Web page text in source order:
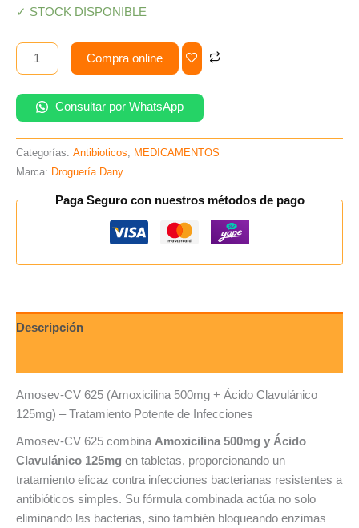
✓ STOCK DISPONIBLE
Tab
Caja
x100un
(B)
cantidad
Compra online
Consultar por WhatsApp
Categorías: Antibioticos, MEDICAMENTOS
Marca: Droguería Dany
Paga Seguro con nuestros métodos de pago
Descripción
Amosev-CV 625 (Amoxicilina 500mg + Ácido Clavulánico
125mg) – Tratamiento Potente de Infecciones
Amosev-CV 625 combinaAmoxicilina 500mg y Ácido
Clavulánico 125mg en tabletas, proporcionando un
tratamiento eficaz contra infecciones bacterianas resistentes a
antibióticos simples. Su fórmula combinada actúa no solo
eliminando las bacterias, sino también bloqueando enzimas